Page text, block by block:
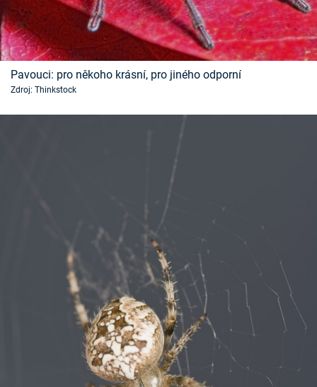
Časopis
Sledujte prima+
Přihlášení
Pavouci: pro někoho krásní, pro jiného odporní
Zdroj: Thinkstock